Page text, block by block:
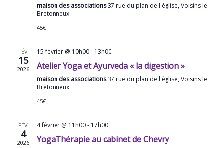
maison des associations37 rue du plan de l'église, Voisins le
Bretonneux
45€
FÉV
15
2026
15 février @ 10h00- 13h00
Atelier Yoga et Ayurveda « la digestion »
maison des associations37 rue du plan de l'église, Voisins le
Bretonneux
45€
FÉV
4
2026
4 février @ 11h00- 17h00
YogaThérapie au cabinet de Chevry